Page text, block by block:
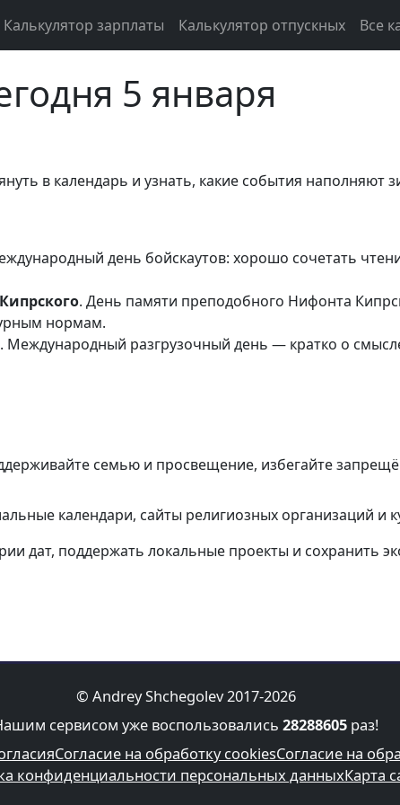
Калькулятор зарплаты Калькулятор отпускных Все
5 января
в календарь и узнать, какие события наполняют
день бойскаутов: хорошо сочетать
. День памяти преподобного Нифонта
нормам.
. Международный разгрузочный день — кратко о
семью и просвещение, избегайте
календари, сайты религиозных организаций и
дат, поддержать локальные проекты и сохранить
© Andrey Shchegolev 2017-2026
сервисом уже воспользовались 28288605 раз!
Согласие на обработку cookiesСогласие на
конфиденциальности персональных данныхКарта